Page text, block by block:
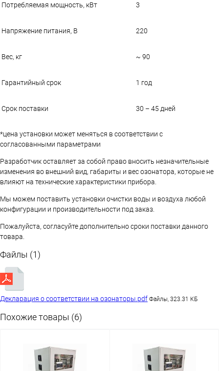
Потребляемая мощность, кВт 3
Напряжение питания, В 220
Вес, кг ~ 90
Гарантийный срок 1 год
Срок поставки 30 – 45 дней
*цена установки может меняться в соответствии с
согласованными параметрами
Разработчик оставляет за собой право вносить незначительные
изменения во внешний вид, габариты и вес озонатора, которые не
влияют на технические характеристики прибора.
Мы можем поставить установки очистки воды и воздуха любой
конфигурации и производительности под заказ.
Пожалуйста, согласуйте дополнительно сроки поставки данного
товара.
Файлы (1)
Декларация о соответствии на озонаторы.pdf Файлы, 323.31 КБ
Похожие товары (6)